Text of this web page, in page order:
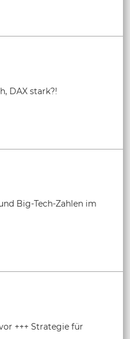
DAX stark?!
Big-Tech-Zahlen im
+++ Strategie für